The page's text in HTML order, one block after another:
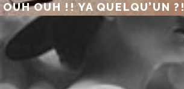
OUH OUH !! YA QUELQU’UN ?!